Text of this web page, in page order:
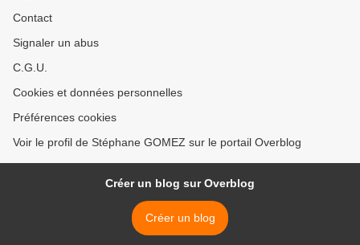
Contact
Signaler un abus
C.G.U.
Cookies et données personnelles
Préférences cookies
Voir le profil de Stéphane GOMEZ sur le portail Overblog
Créer un blog sur Overblog
Créer un blog